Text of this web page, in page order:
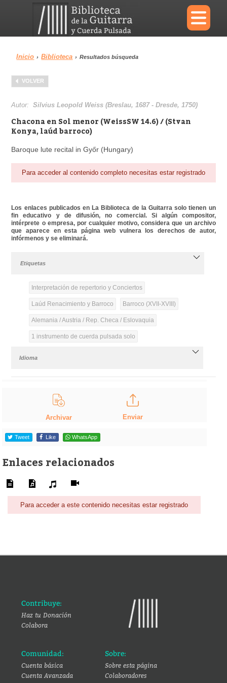
×
Menu
Biblioteca Diccionario
Área personal
Inicio › Biblioteca › Resultados búsqueda
VOLVER
Autor:Silvius Leopold Weiss (Breslau, 1687 - Dresde, 1750)
Chacona en Sol menor (WeissSW 14.6) / (Stvan
Konya, laúd barroco)
Baroque lute recital in Győr (Hungary)
Para acceder al contenido completo necesitas estar registrado
Los enlaces publicados en La Biblioteca de la Guitarra solo tienen un
fin educativo y de difusión, no comercial. Si algún compositor,
intérprete o empresa, por cualquier motivo, considera que un archivo
que aparece en esta página web vulnera los derechos de autor,
infórmenos y se eliminará.
Etiquetas
Interpretación de repertorio y Conciertos
Laúd Renacimiento y Barroco Barroco (XVII-XVIII)
Alemania / Austria / Rep. Checa / Eslovaquia
1 instrumento de cuerda pulsada solo
Idioma
Archivar Enviar
Tweet Like WhatsApp
Enlaces relacionados
Para acceder a este contenido necesitas estar registrado
Contribuye:
Haz tu Donación
Colabora
Comunidad:
Cuenta básica
Cuenta Avanzada
Sobre:
Sobre esta página
Colaboradores